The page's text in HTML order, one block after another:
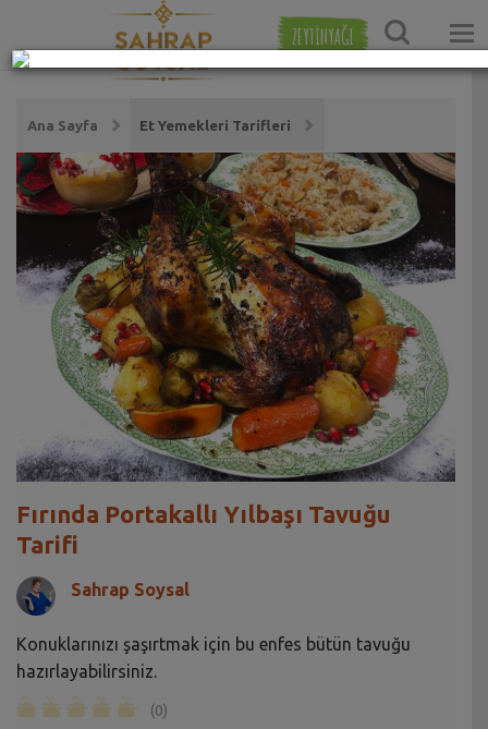
ZEYTİNYAĞI
Ana Sayfa Et Yemekleri Tarifleri
Fırında Portakallı Yılbaşı Tavuğu
Tarifi
Sahrap Soysal
Konuklarınızı şaşırtmak için bu enfes bütün tavuğu
hazırlayabilirsiniz.
(0)